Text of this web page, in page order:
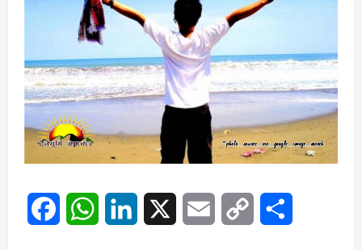
FacebookWhatsAppLinkedIn Email
Copy